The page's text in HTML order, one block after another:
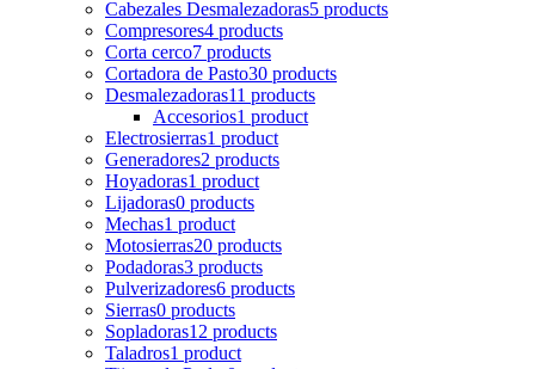
Cabezales Desmalezadoras5 products
Compresores4 products
Corta cerco7 products
Cortadora de Pasto30 products
Desmalezadoras11 products
Accesorios1 product
Electrosierras1 product
Generadores2 products
Hoyadoras1 product
Lijadoras0 products
Mechas1 product
Motosierras20 products
Podadoras3 products
Pulverizadores6 products
Sierras0 products
Sopladoras12 products
Taladros1 product